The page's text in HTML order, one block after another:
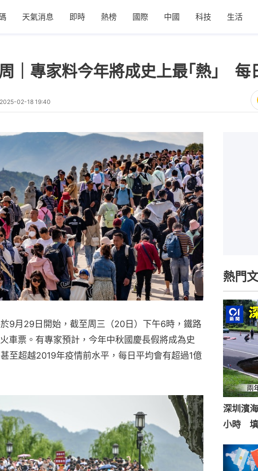
天氣消息 即時 熱榜 國際 中國 科技 生活
｜專家料今年將成史上最｢熱｣ 每
2025-02-18 19:40
9月29日開始，截至周三（20日）下午6時，鐵路
車票。有專家預計，今年中秋國慶長假將成為史
至超越2019年疫情前水平，每日平均會有超過1億
熱門
深圳濱
小時 填